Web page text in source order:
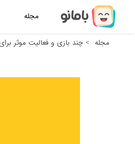
مجله
مجله چند بازی و فعالیت موثر برای